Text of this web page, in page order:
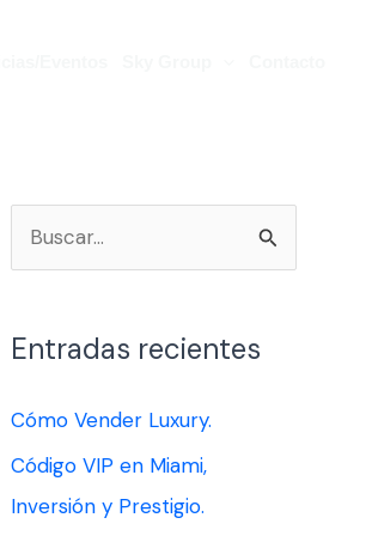
c
Entradas recientes
Cómo Vender Luxury.
Código VIP en Miami,
Inversión y Prestigio.